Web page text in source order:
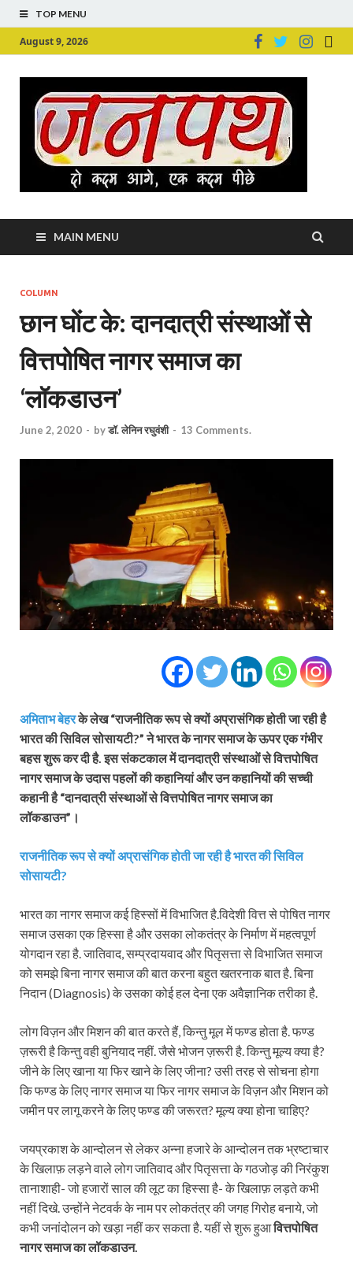
TOP MENU
August 9, 2026
MAIN MENU
COLUMN
छान घाेंट के: दानदात्री संस्थाओं से
वित्तपोषित नागर समाज का
‘लॉकडाउन’
June 2, 2020 - byडॉ. लेनिन रघुवंशी - 13 Comments.
अमिताभ बेहरके लेख “राजनीतिक रूप से क्यों अप्रासंगिक होती जा रही है
भारत की सिविल सोसायटी?” ने भारत के नागर समाज के ऊपर एक गंभीर
बहस शुरू कर दी है. इस संकटकाल में दानदात्री संस्थाओं से वित्तपोषित
नागर समाज के उदास पहलों की कहानियां और उन कहानियों की सच्ची
कहानी है “दानदात्री संस्थाओं से वित्तपोषित नागर समाज का
लॉकडाउन”।
राजनीतिक रूप से क्यों अप्रासंगिक होती जा रही है भारत की सिविल
सोसायटी?
भारत का नागर समाज कई हिस्सों में विभाजित है.विदेशी वित्त से पोषित नागर
समाज उसका एक हिस्सा है और उसका लोकतंत्र के निर्माण में महत्वपूर्ण
योगदान रहा है. जातिवाद, सम्प्रदायवाद और पितृसत्ता से विभाजित समाज
को समझे बिना नागर समाज की बात करना बहुत खतरनाक बात है. बिना
निदान (Diagnosis) के उसका कोई हल देना एक अवैज्ञानिक तरीका है.
लोग विज़न और मिशन की बात करते हैं, किन्तु मूल में फण्ड होता है. फण्ड
ज़रूरी है किन्तु वही बुनियाद नहीं. जैसे भोजन ज़रूरी है. किन्तु मूल्य क्या है?
जीने के लिए खाना या फिर खाने के लिए जीना? उसी तरह से सोचना होगा
कि फण्ड के लिए नागर समाज या फिर नागर समाज के विज़न और मिशन को
जमीन पर लागू करने के लिए फण्ड की जरूरत? मूल्य क्या होना चाहिए?
जयप्रकाश के आन्दोलन से लेकर अन्ना हजारे के आन्दोलन तक भ्रष्टाचार
के खिलाफ़ लड़ने वाले लोग जातिवाद और पितृसत्ता के गठजोड़ की निरंकुश
तानाशाही- जो हजारों साल की लूट का हिस्सा है- के खिलाफ़ लड़ते कभी
नहीं दिखे. उन्होंने नेटवर्क के नाम पर लोकतंत्र की जगह गिरोह बनाये, जो
कभी जनांदोलन को खड़ा नहीं कर सकता है. यहीं से शुरू हुआवित्तपोषित
नागर समाज का लॉकडाउन.